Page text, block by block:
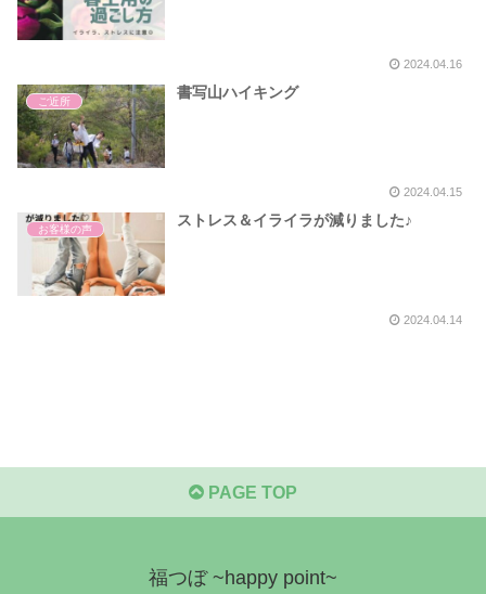
2024.04.16
ご近所
書写山ハイキング
2024.04.15
お客様の声
ストレス＆イライラが減りました♪
2024.04.14
PAGE TOP
福つぼ ~happy point~